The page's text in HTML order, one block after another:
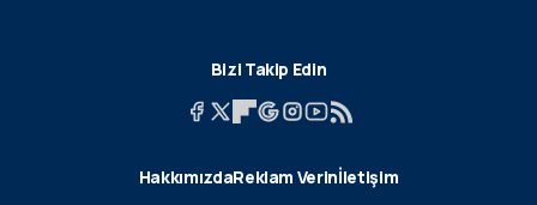
Bizi Takip Edin
HakkımızdaReklam Verinİletişim